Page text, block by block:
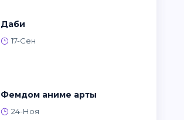
Даби
17-Сен
Фемдом аниме арты
24-Ноя